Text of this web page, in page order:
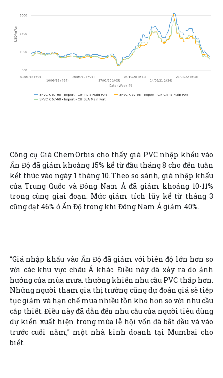
Công cụ Giá ChemOrbis cho thấy giá PVC nhập khẩu vào
Ấn Độ đã giảm khoảng 15% kể từ đầu tháng 8 cho đến tuần
kết thúc vào ngày 1 tháng 10. Theo so sánh, giá nhập khẩu
của Trung Quốc và Đông Nam Á đã giảm khoảng 10-11%
trong cùng giai đoạn. Mức giảm tích lũy kể từ tháng 3
cũng đạt 46% ở Ấn Độ trong khi Đông Nam Á giảm 40%.
“Giá nhập khẩu vào Ấn Độ đã giảm với biên độ lớn hơn so
với các khu vực châu Á khác. Điều này đã xảy ra do ảnh
hưởng của mùa mưa, thường khiến nhu cầu PVC thấp hơn.
Những người tham gia thị trường cũng dự đoán giá sẽ tiếp
tục giảm và hạn chế mua nhiều tồn kho hơn so với nhu cầu
cấp thiết. Điều này đã dẫn đến nhu cầu của người tiêu dùng
dự kiến xuất hiện trong mùa lễ hội vốn đã bắt đầu và vào
trước cuối năm,” một nhà kinh doanh tại Mumbai cho
biết.